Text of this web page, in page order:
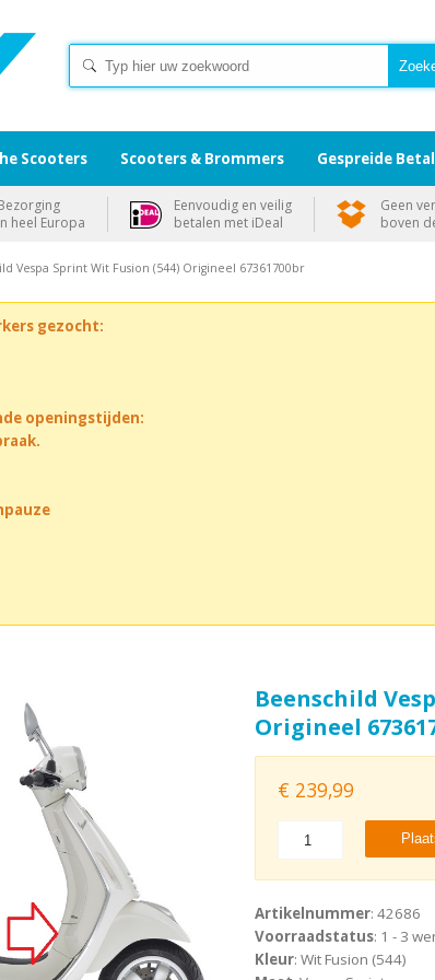
Vespa Sprint Wit Fusion (544) Origineel 67361700br
gezocht:
openingstijden:
Beenschild
Origineel
€ 239,99
Artikelnummer: 42686
Voorraadstatus: 1 - 3
Kleur: Wit Fusion (544)
Scooters Scooters & Brommers Gespreide
heel Europa
Eenvoudig en veilig
betalen met iDeal
Geen
boven